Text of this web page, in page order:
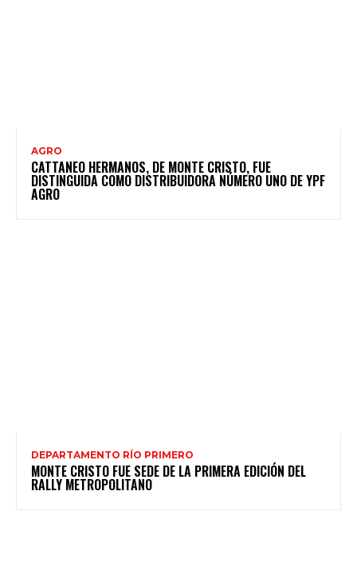
AGRO
CATTANEO HERMANOS, DE MONTE CRISTO, FUE
DISTINGUIDA COMO DISTRIBUIDORA NÚMERO UNO DE YPF
AGRO
DEPARTAMENTO RÍO PRIMERO
MONTE CRISTO FUE SEDE DE LA PRIMERA EDICIÓN DEL
RALLY METROPOLITANO